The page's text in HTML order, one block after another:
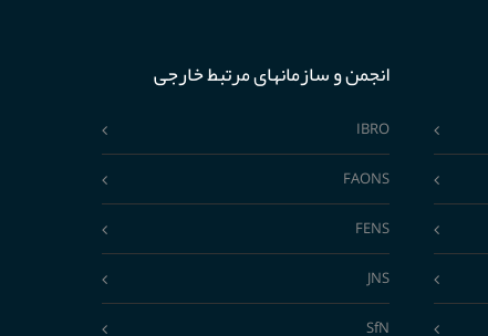
انجمن و سازمانهای مرتبط خارجی
IBRO
FAONS
FENS
JNS
SfN